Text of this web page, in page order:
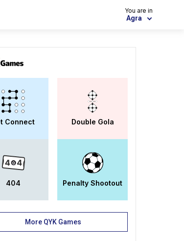
You are in
Agra
Connect Double Gola
404 Penalty Shootout
More QYK Games